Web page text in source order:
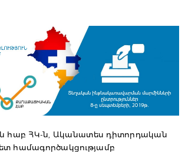
հաբ ՀԿ-ն, Ականատես դիտորդական
համագործակցությամբ